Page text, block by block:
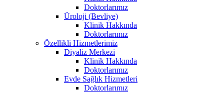
Doktorlarımız
Üroloji (Bevliye)
Klinik Hakkında
Doktorlarımız
Özellikli Hizmetlerimiz
Diyaliz Merkezi
Klinik Hakkında
Doktorlarımız
Evde Sağlık Hizmetleri
Doktorlarımız